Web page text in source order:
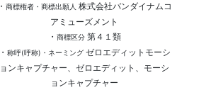
・ 商標権者・商標出願人 株式会社バンダイナムコ
アミューズメント
・ 商標区分第４１類
・ 称呼(呼称)・ネーミングゼロエディットモーシ
ョンキャプチャー、ゼロエディット、モーシ
ョンキャプチャー